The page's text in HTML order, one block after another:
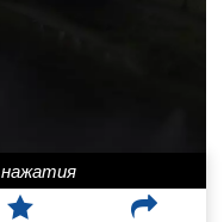
нажатия